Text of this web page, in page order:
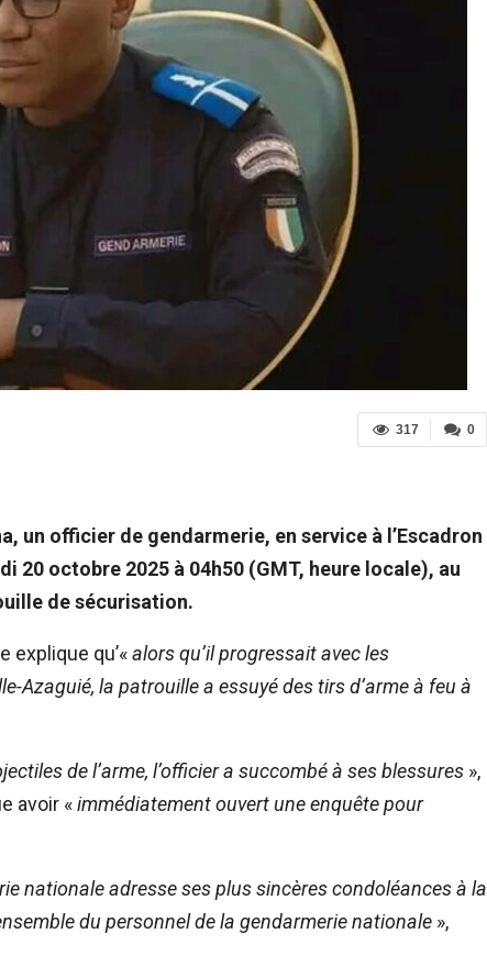
0
317
un officier de gendarmerie, en service à l’Escadron
20 octobre 2025 à 04h50 (GMT, heure locale), au
de sécurisation.
explique qu’«alors qu’il progressait avec les
Azaguié, la patrouille a essuyé des tirs d’arme à feu à
de l’arme, l’officier a succombé à ses blessures »,
avoir «immédiatement ouvert une enquête pour
nationale adresse ses plus sincères condoléances à la
du personnel de la gendarmerie nationale »,